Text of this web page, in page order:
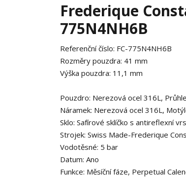
Frederique
775N4NH6B
Referenční číslo: FC-775N4NH6B
Rozměry pouzdra: 41 mm
Výška pouzdra: 11,1 mm
Pouzdro: Nerezová ocel 316L,
Náramek: Nerezová ocel 316L,
Sklo: Safírové sklíčko s antireflexní
Strojek: Swiss Made-Frederique
Vodotěsné: 5 bar
Datum: Ano
Funkce: Měsíční fáze, Perpetual